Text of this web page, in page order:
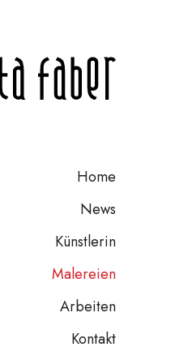
Home
News
Künstlerin
Malereien
Arbeiten
Kontakt